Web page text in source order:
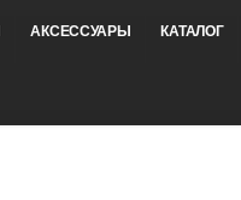
АКСЕССУАРЫ КАТАЛОГ